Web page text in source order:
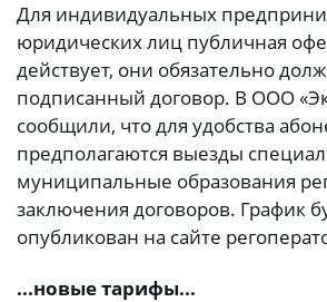
Для индивидуальных
юридических лиц публичная
действует, они обязательно
подписанный договор. В ООО
сообщили, что для удобства
предполагаются выезды
муниципальные образования
заключения договоров. График
опубликован на сайте
...новые тарифы...